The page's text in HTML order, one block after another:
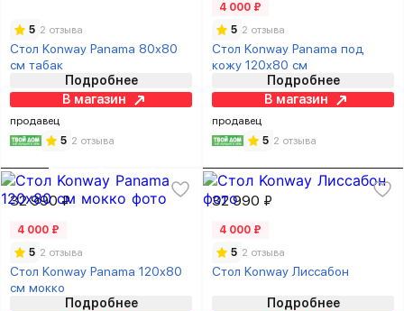
5 2 отзыва
Стол Konway Panama 80х80
см табак
Подробнее
В магазин
продавец
5 2 отзыва
4 000 ₽
5 2 отзыва
Стол Konway Panama под
кожу 120х80 см
Подробнее
В магазин
продавец
5 2 отзыва
32 990 ₽
4 000 ₽
5 2 отзыва
Стол Konway Panama 120х80
см мокко
Подробнее
32 990 ₽
4 000 ₽
5 2 отзыва
Стол Konway Лиссабон
Подробнее